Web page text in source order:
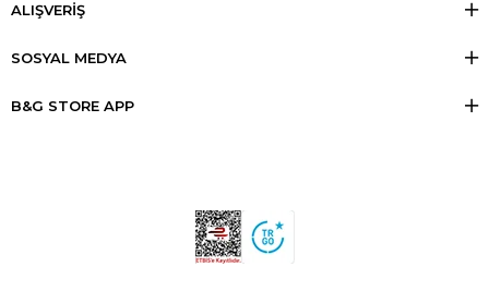
ALIŞVERİŞ
SOSYAL MEDYA
B&G STORE APP